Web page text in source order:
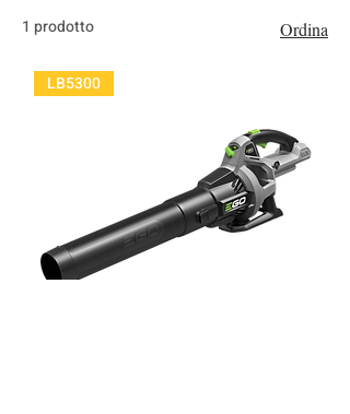
1 prodotto Ordina
LB5300